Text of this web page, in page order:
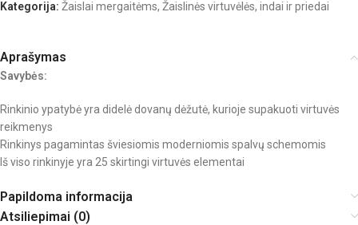
Kategorija: Žaislai mergaitėms, Žaislinės virtuvėlės, indai ir priedai
Aprašymas
Savybės:
Rinkinio ypatybė yra didelė dovanų dėžutė, kurioje supakuoti virtuvės
reikmenys
Rinkinys pagamintas šviesiomis moderniomis spalvų schemomis
Iš viso rinkinyje yra 25 skirtingi virtuvės elementai
Papildoma informacija
Atsiliepimai (0)